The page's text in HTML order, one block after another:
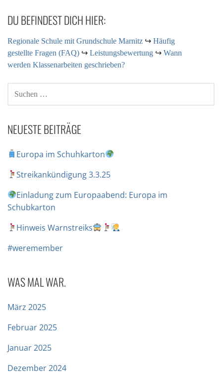
DU BEFINDEST DICH HIER:
Regionale Schule mit Grundschule Marnitz ↪ Häufig
gestellte Fragen (FAQ) ↪ Leistungsbewertung ↪ Wann
werden Klassenarbeiten geschrieben?
NEUESTE BEITRÄGE
Europa im Schuhkarton
Streikankündigung 3.3.25
Einladung zum Europaabend: Europa im
Schubkarton
Hinweis Warnstreiks
#weremember
WAS MAL WAR.
März 2025
Februar 2025
Januar 2025
Dezember 2024